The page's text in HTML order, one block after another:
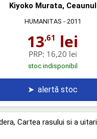
Kiyoko Murata, Ceaunul
HUMANITAS - 2011
13,61 lei
PRP: 16,20 lei
stoc indisponibil
➤ alertă stoc